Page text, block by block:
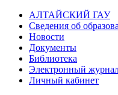
АЛТАЙСКИЙ ГАУ
Сведения об
Новости
Документы
Библиотека
Электронный
Личный кабинет